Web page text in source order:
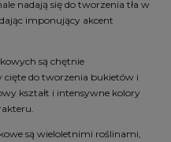
nadają się do tworzenia tła w
imponujący akcent
są chętnie
do tworzenia bukietów i
kształt i intensywne kolory
są wieloletnimi roślinami,